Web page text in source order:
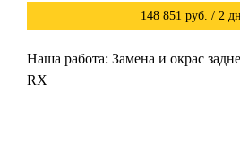
148 851 руб. / 2
Наша работа: Замена и окрас
RX